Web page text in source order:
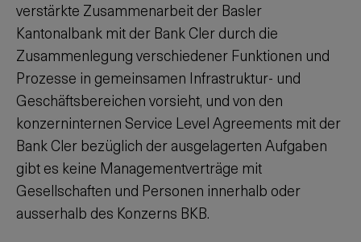
verstärkte Zusammenarbeit der Basler
Kantonalbank mit der Bank Cler durch die
Zusammenlegung verschiedener Funktionen und
Prozesse in gemeinsamen Infrastruktur- und
Geschäftsbereichen vorsieht, und von den
konzerninternen Service Level Agreements mit der
Bank Cler bezüglich der ausgelagerten Aufgaben
gibt es keine Managementverträge mit
Gesellschaften und Personen innerhalb oder
ausserhalb des Konzerns BKB.